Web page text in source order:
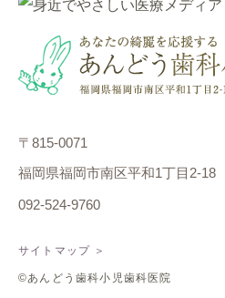
〒815-0071
福岡県福岡市南区平和1丁目2-18
092-524-9760
サイトマップ ＞
©あんどう歯科小児歯科医院